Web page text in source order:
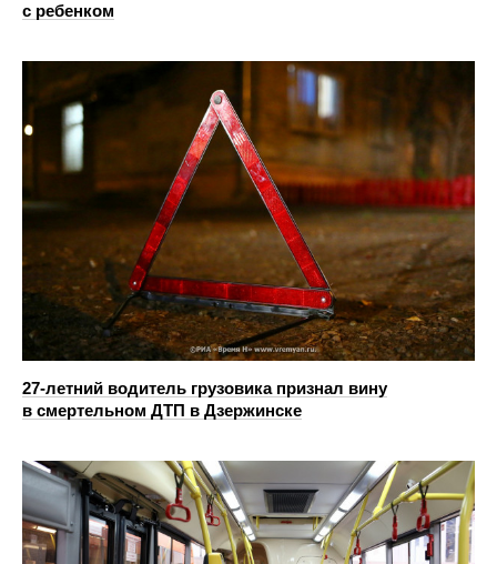
с ребенком
27-летний водитель грузовика признал вину
в смертельном ДТП в Дзержинске